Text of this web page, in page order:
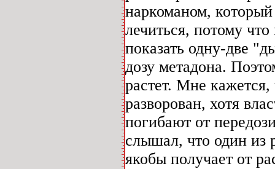
наркоманом,
лечиться, потому
показать одну-две
дозу метадона.
растет. Мне кажется,
разворован, хотя
погибают от
слышал, что один из
якобы получает от